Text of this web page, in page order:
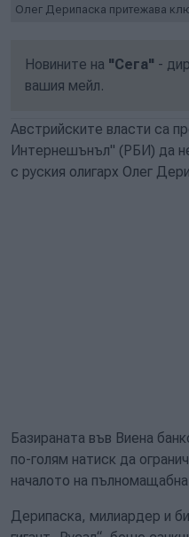
Олег Дерипаска притежава
Новините на "Сега" -
вашия мейл.
Австрийските власти са
Интернешънъл" (РБИ) да
с руския олигарх Олег
Базираната във Виена
по-голям натиск да
началото на
Дерипаска, милиардер и